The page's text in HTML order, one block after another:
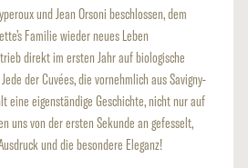
und Jean Orsoni beschlossen, dem
Familie wieder neues Leben
direkt im ersten Jahr auf biologische
der Cuvées, die vornehmlich aus Savigny-
eine eigenständige Geschichte, nicht nur auf
uns von der ersten Sekunde an gefesselt,
und die besondere Eleganz!